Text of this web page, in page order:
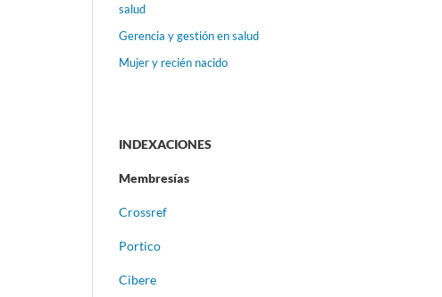
salud
Gerencia y gestión en salud
Mujer y recién nacido
INDEXACIONES
Membresías
Crossref
Portico
Cibere